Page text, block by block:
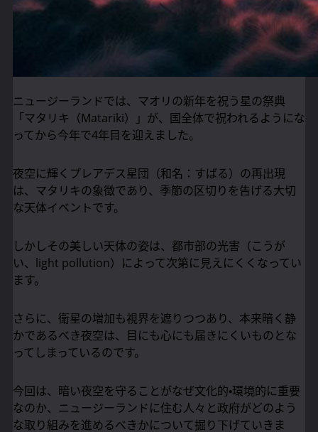
ニュージーランドでは、マオリの新年を祝う星の祭典
「マタリキ（Matariki）」が、国全体で祝われるようにな
ってから今年で4年目を迎えました。
夜空に輝くプレアデス星団（和名：すばる）の再出現
は、マタリキの象徴であり、季節の区切りを告げる大切
な天体イベントです。
しかしその美しい天体の姿は、都市部の光害（こうが
い、light pollution）によって次第に見えにくくなってい
ます。
さらに、衛星の増加も視界を遮りつつあり、本来暗く静
かであるべき夜空は、目にも心にも届きにくいものとな
ってしまっているのです。
今回は、暗い夜空を守ることがなぜ文化的・環境的に重要
なのか、ニュージーランドに住む人々と政府がどのよう
な取り組みを進めるべきかについて掘り下げていきま